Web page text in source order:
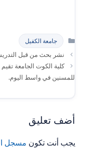
التصنيفات
جامعة الكفيل
نشر بحث من قبل
كلية الكوت الجامعة
للمسنين في واسط اليوم.
أضف تعليق
يجب أنت تكون مسجل